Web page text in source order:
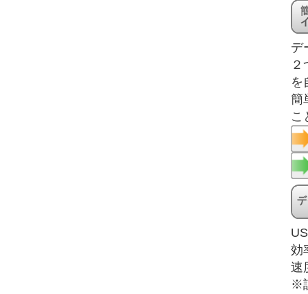
デ
を
簡
こ
効
速
※